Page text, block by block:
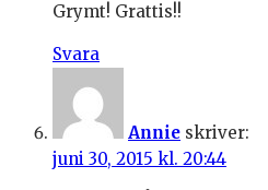
Grymt! Grattis!!
Svara
Annie skriver:
juni 30, 2015 kl. 20:44